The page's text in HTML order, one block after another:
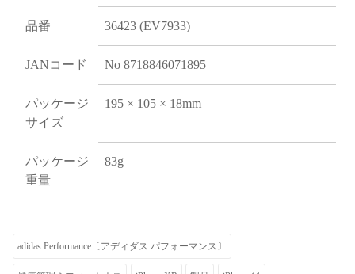
品番 36423 (EV7933)
JANコード No 8718846071895
パッケージ
サイズ
195 × 105 × 18mm
パッケージ
重量
83g
adidas Performance〔アディダス パフォーマンス〕